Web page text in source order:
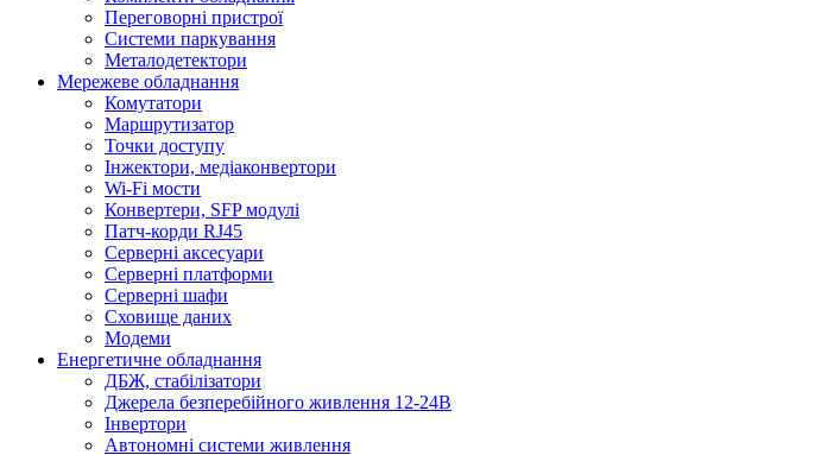
Переговорні пристрої
Системи паркування
Металодетектори
Мережеве обладнання
Комутатори
Маршрутизатор
Точки доступу
Інжектори, медіаконвертори
Wi-Fi мости
Конвертери, SFP модулі
Патч-корди RJ45
Серверні аксесуари
Серверні платформи
Серверні шафи
Сховище даних
Модеми
Енергетичне обладнання
ДБЖ, стабілізатори
Джерела безперебійного живлення 12-24В
Інвертори
Автономні системи живлення